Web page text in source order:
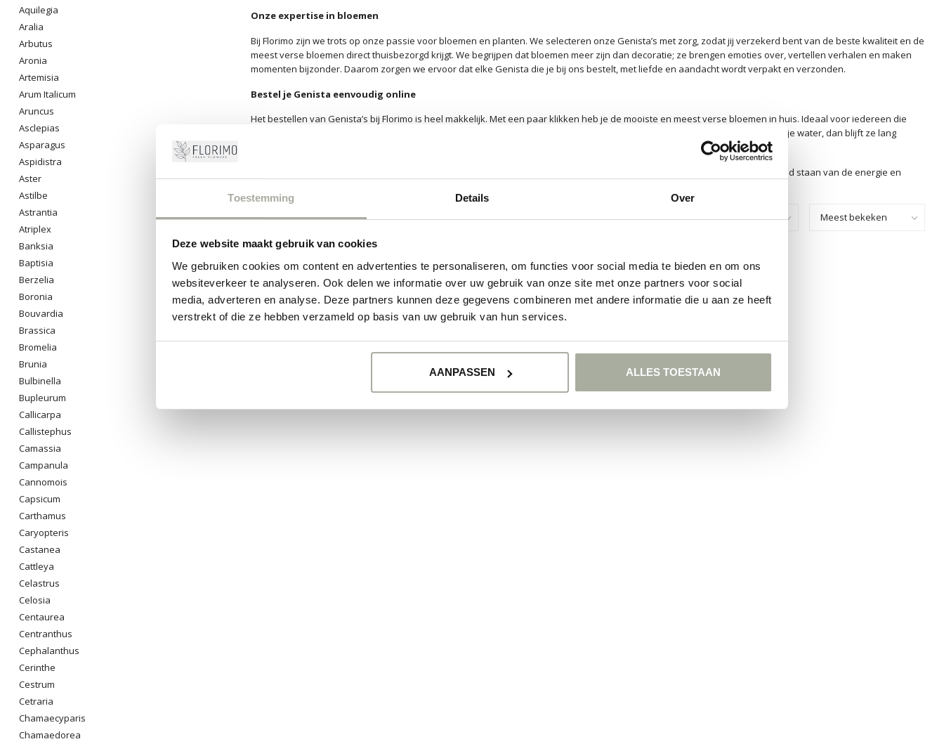
Toestemming Details Over
Deze website maakt gebruik van cookies
We gebruiken cookies om content en advertenties te personaliseren, om functies voor social media te bieden en om ons
websiteverkeer te analyseren. Ook delen we informatie over uw gebruik van onze site met onze partners voor social
media, adverteren en analyse. Deze partners kunnen deze gegevens combineren met andere informatie die u aan ze heeft
verstrekt of die ze hebben verzameld op basis van uw gebruik van hun services.
AANPASSEN ALLES TOESTAAN
Aquilegia
Aralia
Arbutus
Aronia
Artemisia
Arum Italicum
Aruncus
Asclepias
Asparagus
Aspidistra
Aster
Astilbe
Astrantia
Atriplex
Banksia
Baptisia
Berzelia
Boronia
Bouvardia
Brassica
Bromelia
Brunia
Bulbinella
Bupleurum
Callicarpa
Callistephus
Camassia
Campanula
Cannomois
Capsicum
Carthamus
Caryopteris
Castanea
Cattleya
Celastrus
Celosia
Centaurea
Centranthus
Cephalanthus
Cerinthe
Cestrum
Cetraria
Chamaecyparis
Chamaedorea
Onze expertise in bloemen
Bij Florimo zijn we trots op onze passie voor bloemen en planten. We selecteren onze Genista’s met zorg, zodat jij verzekerd bent van de beste kwaliteit en de
meest verse bloemen direct thuisbezorgd krijgt. We begrijpen dat bloemen meer zijn dan decoratie; ze brengen emoties over, vertellen verhalen en maken
momenten bijzonder. Daarom zorgen we ervoor dat elke Genista die je bij ons bestelt, met liefde en aandacht wordt verpakt en verzonden.
Bestel je Genista eenvoudig online
Het bestellen van Genista’s bij Florimo is heel makkelijk. Met een paar klikken heb je de mooiste en meest verse bloemen in huis. Ideaal voor iedereen die
houdt van eenvoudig en snel online winkelen. Wil je het beste uit je Genista halen? Geef haar dan een lichte plek en een beetje water, dan blijft ze lang
Dus wacht niet langer, breng wat zonneschijn in huis en bestel vandaag nog je eigen bos Genista's op Florimo.nl! Je zult versteld staan van de energie en
0Producten Toon:
GEEN PRODUCTEN GEVONDEN!
GA VERDER MET WINKELEN